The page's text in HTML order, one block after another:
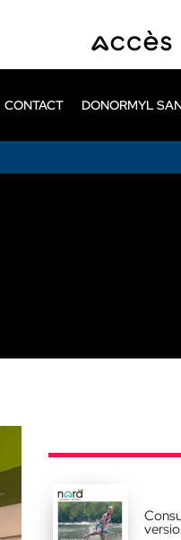
CONTACT DONORMYL